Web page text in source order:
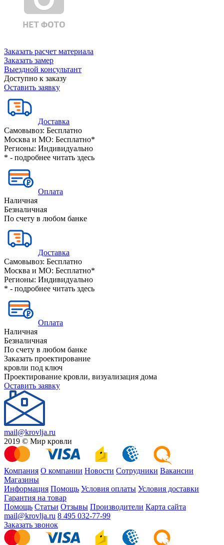
Заказать расчет материала
Заказать замер
Выездной консультант
Доступно к заказу
Оставить заявку
Доставка
Самовывоз: Бесплатно
Москва и МО: Бесплатно*
Регионы: Индивидуально
* - подробнее читать здесь
Оплата
Наличная
Безналичная
По счету в любом банке
Доставка
Самовывоз: Бесплатно
Москва и МО: Бесплатно*
Регионы: Индивидуально
* - подробнее читать здесь
Оплата
Наличная
Безналичная
По счету в любом банке
Заказать проектирование
кровли под ключ
Проектирование кровли, визуализация дома
Оставить заявку
mail@krovlja.ru
2019 © Мир кровли
Компания О компании Новости Сотрудники Вакансии
Магазины
Информация Помощь Условия оплаты Условия доставки
Гарантия на товар
Помощь Статьи Отзывы Производители Карта сайта
mail@krovlja.ru 8 495 032-77-99
Заказать звонок